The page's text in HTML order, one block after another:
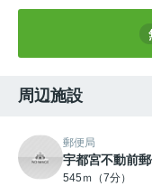
周辺施設
郵便局
宇都宮不動前
545ｍ（7分）